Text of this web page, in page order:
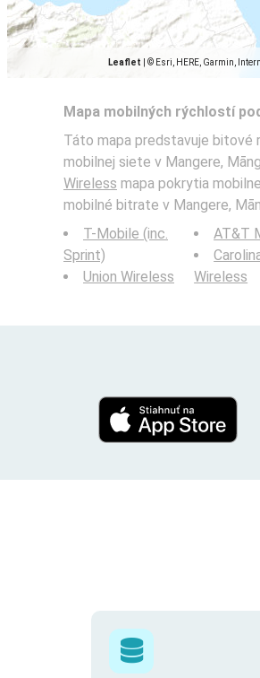
Leaflet © Esri, HERE, Garmin,
Mapa mobilných rýchlostí
Táto mapa predstavuje bitové
mobilnej siete v Mangere,
Wireless mapa pokrytia
mobilné bitrate v Mangere,
T-Mobile (inc.
Sprint)
Union Wireless
AT&T
Wireless